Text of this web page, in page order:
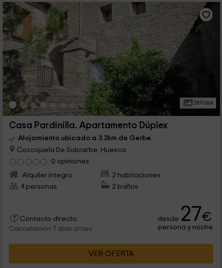
28 Fotos
Casa Pardinilla. Apartamento Dúplex
Alojamiento ubicado a 3.3km de Gerbe
Coscojuela De Sobrarbe, Huesca
0 opiniones
Alquiler íntegro
2 habitaciones
4 personas
2 baños
Contacto directo
Cancelación 7 días antes
desde 27€
persona y noche
VER OFERTA